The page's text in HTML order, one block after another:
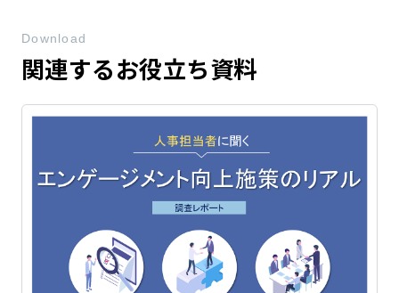
関連するお役立ち資料
Download